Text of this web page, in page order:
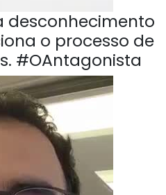
desconhecimento
o processo de
#OAntagonista